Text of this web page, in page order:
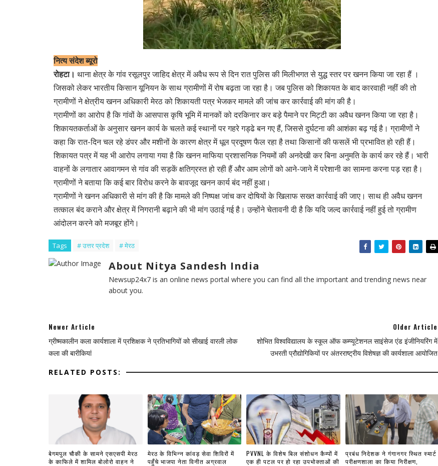
नित्य संदेश ब्यूरो
रोहटा। थाना क्षेत्र के गांव रसूलपुर जाहिद क्षेत्र में अवैध रूप से दिन रात पुलिस की मिलीभगत से युद्ध स्तर पर खनन किया जा रहा हैं ।
जिसको लेकर भारतीय किसान यूनियन के साथ ग्रामीणों में रोष बढ़ता जा रहा है। जब पुलिस को शिकायत के बाद कारवाही नहीं की तो
ग्रामीणों ने क्षेत्रीय खनन अधिकारी मेरठ को शिकायती पत्र भेजकर मामले की जांच कर कार्रवाई की मांग की है।
ग्रामीणों का आरोप है कि गांवों के आसपास कृषि भूमि में मानकों को दरकिनार कर बड़े पैमाने पर मिट्टी का अवैध खनन किया जा रहा है।
शिकायतकर्ताओं के अनुसार खनन कार्य के चलते कई स्थानों पर गहरे गड्ढे बन गए हैं, जिससे दुर्घटना की आशंका बढ़ गई है। ग्रामीणों ने
कहा कि रात-दिन चल रहे डंपर और मशीनों के कारण क्षेत्र में धूल प्रदूषण फैल रहा है तथा किसानों की फसलें भी प्रभावित हो रही हैं।
शिकायत पत्र में यह भी आरोप लगाया गया है कि खनन माफिया प्रशासनिक नियमों की अनदेखी कर बिना अनुमति के कार्य कर रहे हैं। भारी
वाहनों के लगातार आवागमन से गांव की सड़कें क्षतिग्रस्त हो रही हैं और आम लोगों को आने-जाने में परेशानी का सामना करना पड़ रहा है।
ग्रामीणों ने बताया कि कई बार विरोध करने के बावजूद खनन कार्य बंद नहीं हुआ।
ग्रामीणों ने खनन अधिकारी से मांग की है कि मामले की निष्पक्ष जांच कर दोषियों के खिलाफ सख्त कार्रवाई की जाए। साथ ही अवैध खनन
तत्काल बंद कराने और क्षेत्र में निगरानी बढ़ाने की भी मांग उठाई गई है। उन्होंने चेतावनी दी है कि यदि जल्द कार्रवाई नहीं हुई तो ग्रामीण
आंदोलन करने को मजबूर होंगे।
Tags # उत्तर प्रदेश # मेरठ
About Nitya Sandesh India
Newsup24x7 is an online news portal where you can find all the important and trending news near
about you.
Newer Article
ग्रीष्मकालीन कला कार्यशाला में प्रशिक्षक ने प्रतिभागियों को सीखाई वारली लोक
कला की बारीकियां
Older Article
शोभित विश्वविद्यालय के स्कूल ऑफ कम्प्यूटेशनल साइंसेज एंड इंजीनियरिंग में
उभरती प्रौद्योगिकियों पर अंतरराष्ट्रीय विशेषज्ञ की कार्यशाला आयोजित
RELATED POSTS:
बेगमपुल चौकी के सामने एसएसपी मेरठ
के काफिले में शामिल बोलोरो वाहन ने
मेरठ के विभिन्न कांवड़ सेवा शिविरों में
पहुँचे भाजपा नेता विनीत अग्रवाल
PVVNL के विशेष बिल संशोधन कैम्पों में
एक ही पटल पर हो रहा उपभोक्ताओं की
प्रबंध निदेशक ने गंगानगर स्थित स्मार्ट
परीक्षणशाला का किया निरीक्षण,